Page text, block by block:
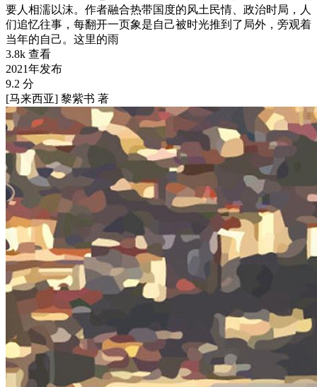
要人相濡以沫。作者融合热带国度的风土民情、政治时局，人
们追忆往事，每翻开一页象是自己被时光推到了局外，旁观着
当年的自己。这里的雨
3.8k 查看
2021年发布
9.2 分
[马来西亚] 黎紫书 著